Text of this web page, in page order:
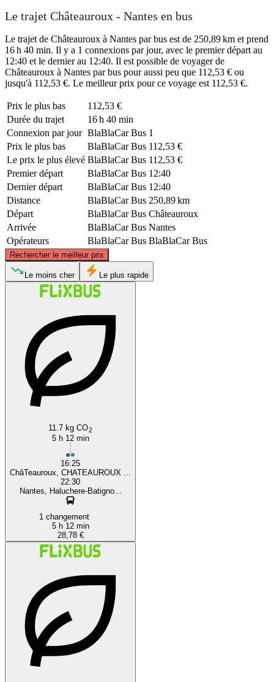
Le trajet Châteauroux - Nantes en bus
Le trajet de Châteauroux à Nantes par bus est de 250,89 km et prend
16 h 40 min. Il y a 1 connexions par jour, avec le premier départ au
12:40 et le dernier au 12:40. Il est possible de voyager de
Châteauroux à Nantes par bus pour aussi peu que 112,53 € ou
jusqu'à 112,53 €. Le meilleur prix pour ce voyage est 112,53 €.
Prix ​​le plus bas
112,53 €
Durée du trajet
16 h 40 min
Connexion par jour BlaBlaCar Bus 1
Prix ​​le plus bas
BlaBlaCar Bus 112,53 €
Le prix le plus élevé BlaBlaCar Bus 112,53 €
Premier départ
BlaBlaCar Bus 12:40
Dernier départ
BlaBlaCar Bus 12:40
Distance
BlaBlaCar Bus 250,89 km
Départ
BlaBlaCar Bus Châteauroux
Arrivée
BlaBlaCar Bus Nantes
Opérateurs
BlaBlaCar Bus BlaBlaCar Bus
Rechercher le meilleur prix
© CARTO, ©OpenStreetMap
Le moins cher Le plus rapide
11.7 kg CO2
5 h 12 min
16:25
ChâTeauroux, CHATEAUROUX ...
22:30
Nantes, Haluchere-Batigno...
1 changement
5 h 12 min
28,78 €